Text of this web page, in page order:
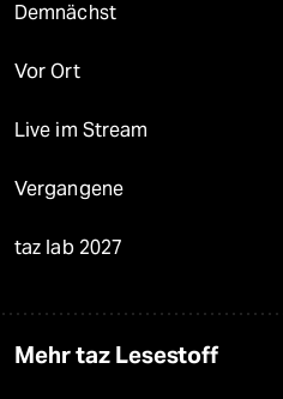
Demnächst
Vor Ort
Live im Stream
Vergangene
taz lab 2027
Mehr taz Lesestoff